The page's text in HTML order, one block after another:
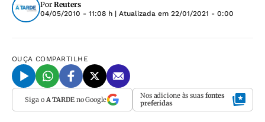
Por Reuters
04/05/2010 - 11:08 h | Atualizada em 22/01/2021 - 0:00
OUÇA COMPARTILHE
Siga o A TARDEno Google Nos adicione às suas fontes
preferidas